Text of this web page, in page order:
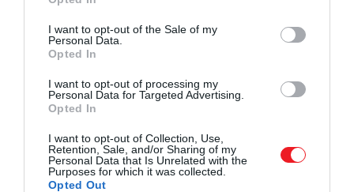
use your data for below specified purposes in below Google
consent section.
I want to opt-out of the Sale of my
Personal Data.
Opted In
I want to opt-out of processing my
Personal Data for Targeted Advertising.
Opted In
I want to opt-out of Collection, Use,
Retention, Sale, and/or Sharing of my
Personal Data that Is Unrelated with the
Purposes for which it was collected.
Opted Out
James Brodie mérnök, és
fel 1892 májusa és
szeptembere között. Ezt
15-én gyújtották meg ismét.
Az állomáson ebben az